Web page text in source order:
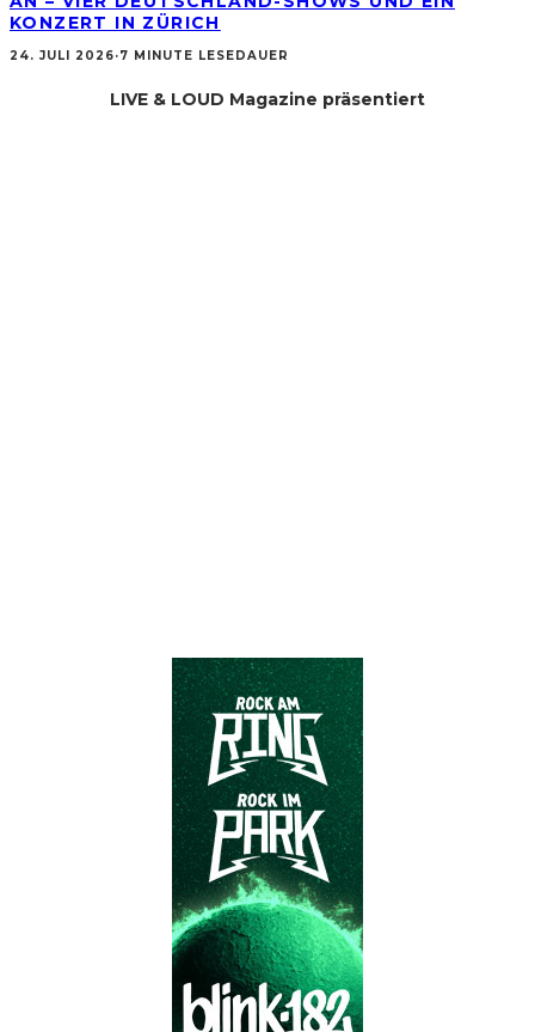
KONZERT IN ZÜRICH
24. JULI 2026·7 MINUTE LESEDAUER
LIVE & LOUD Magazine präsentiert